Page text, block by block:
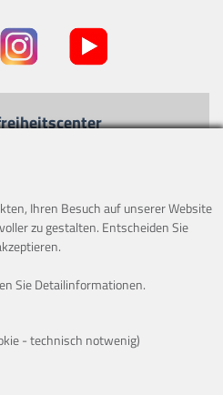
Ihren Besuch auf unserer Website
zu gestalten. Entscheiden Sie
Sie Detailinformationen.
- technisch notwenig)